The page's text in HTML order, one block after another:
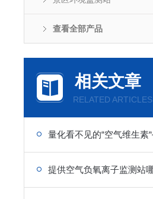
查看全部产品
相关文章
RELATED ARTICLES